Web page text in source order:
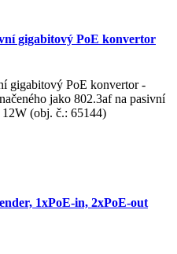
gigabitový PoE konvertor
gigabitový PoE konvertor -
jako 802.3af na pasivní
(obj. č.: 65144)
1xPoE-in, 2xPoE-out